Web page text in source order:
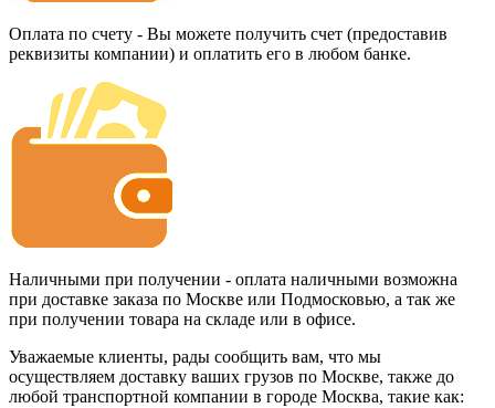
Оплата по счету - Вы можете получить счет (предоставив
реквизиты компании) и оплатить его в любом банке.
Наличными при получении - оплата наличными возможна
при доставке заказа по Москве или Подмосковью, а так же
при получении товара на складе или в офисе.
Уважаемые клиенты, рады сообщить вам, что мы
осуществляем доставку ваших грузов по Москве, также до
любой транспортной компании в городе Москва, такие как: